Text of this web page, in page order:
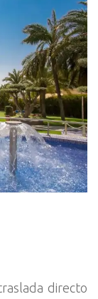
directo